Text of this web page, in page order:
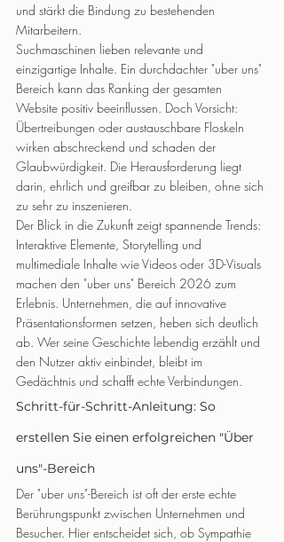
und stärkt die Bindung zu bestehenden
Mitarbeitern.
Suchmaschinen lieben relevante und
einzigartige Inhalte. Ein durchdachter "uber uns"
Bereich kann das Ranking der gesamten
Website positiv beeinflussen. Doch Vorsicht:
Übertreibungen oder austauschbare Floskeln
wirken abschreckend und schaden der
Glaubwürdigkeit. Die Herausforderung liegt
darin, ehrlich und greifbar zu bleiben, ohne sich
zu sehr zu inszenieren.
Der Blick in die Zukunft zeigt spannende Trends:
Interaktive Elemente, Storytelling und
multimediale Inhalte wie Videos oder 3D-Visuals
machen den "uber uns" Bereich 2026 zum
Erlebnis. Unternehmen, die auf innovative
Präsentationsformen setzen, heben sich deutlich
ab. Wer seine Geschichte lebendig erzählt und
den Nutzer aktiv einbindet, bleibt im
Gedächtnis und schafft echte Verbindungen.
Schritt-für-Schritt-Anleitung: So
erstellen Sie einen erfolgreichen "Über
uns"-Bereich
Der "uber uns"-Bereich ist oft der erste echte
Berührungspunkt zwischen Unternehmen und
Besucher. Hier entscheidet sich, ob Sympathie